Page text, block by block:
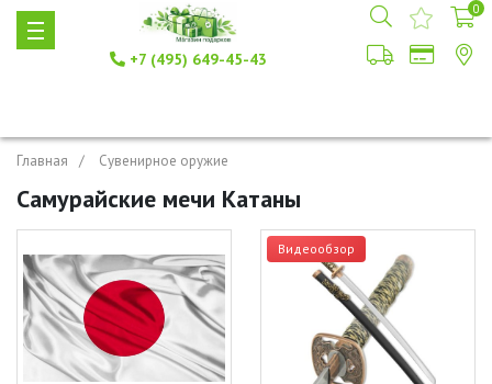
+7 (495) 649-45-43
0
Главная Сувенирное оружие
Самурайские мечи Катаны
Видеообзор